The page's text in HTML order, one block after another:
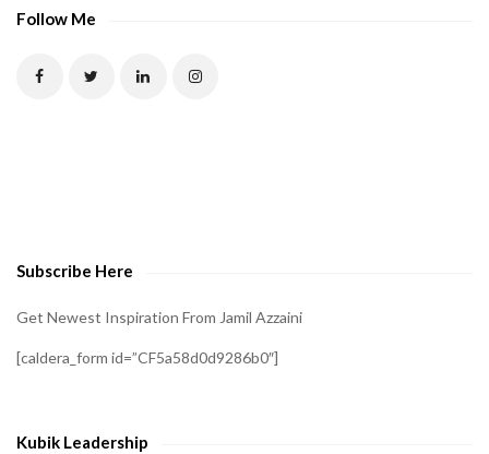
Follow Me
Subscribe Here
Get Newest Inspiration From Jamil Azzaini
[caldera_form id=”CF5a58d0d9286b0″]
Kubik Leadership